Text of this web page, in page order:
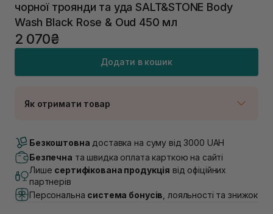
чорної троянди та уда SALT&STONE Body
Wash Black Rose & Oud 450 мл
2 070₴
Додати в кошик
Як отримати товар
Немає в наявності!
Немає в наявності!
Самовивіз м. Львів, вул. Академіка Підстригача, 1В
(Duck’s Lake)
Немає в наявності!
Безкоштовна доставка на суму від 3000 UAH
Безпечна та швидка оплата карткою на сайті
Лише сертифікована продукція від офіційних
партнерів
Персональна система бонусів , лояльності та знижок